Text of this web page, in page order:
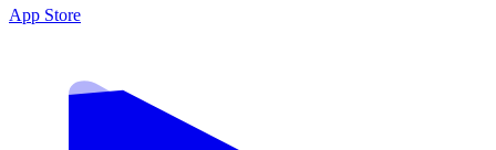
App Store